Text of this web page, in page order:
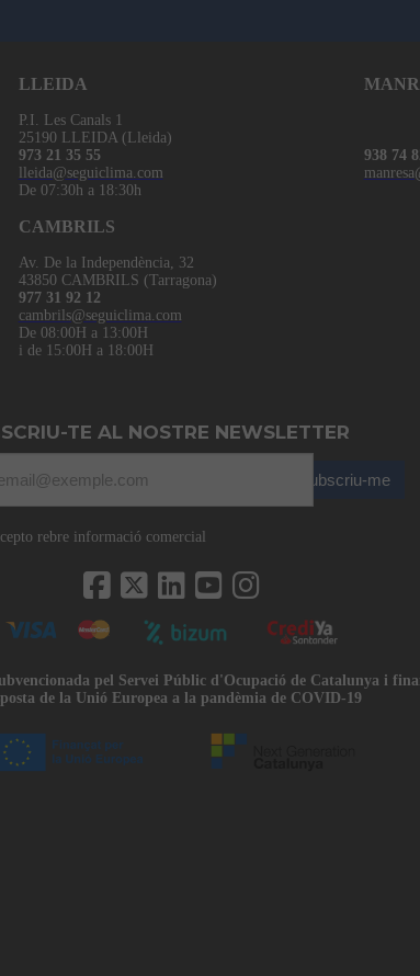
LLEIDA
P.I. Les Canals 1
25190 LLEIDA (Lleida)
973 21 35 55
lleida@seguiclima.com
De 07:30h a 18:30h
938 74
CAMBRILS
Av. De la Independència, 32
43850 CAMBRILS (Tarragona)
977 31 92 12
cambrils@seguiclima.com
De 08:00H a 13:00H
i de 15:00H a 18:00H
TE AL NOSTRE NEWSLETTER
Subscriu-me
rebre informació comercial
pel Servei Públic d'Ocupació de Catalunya i
de la Unió Europea a la pandèmia de COVID-19